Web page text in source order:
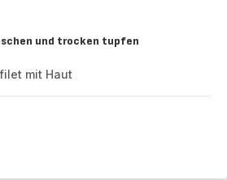
und trocken tupfen
mit Haut